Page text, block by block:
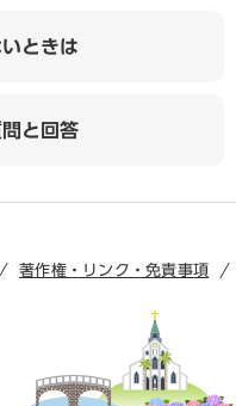
ときは
と回答
著作権・リンク・免責事項